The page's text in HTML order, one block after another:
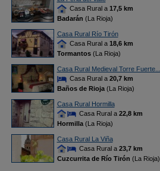
Casa Rural a 17,5 km
Badarán (La Rioja)
Casa Rural Río Tirón
Casa Rural a 18,6 km
Tormantos(La Rioja)
Casa Rural Medieval Torre Fuerte...
Casa Rural a 20,7 km
Baños de Rioja(La Rioja)
Casa Rural Hormilla
Casa Rural a 22,8 km
Hormilla(La Rioja)
Casa Rural La Viña
Casa Rural a 23,7 km
Cuzcurrita de Río Tirón (La Rioja)